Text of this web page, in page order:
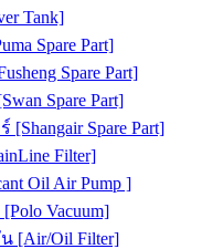
Tank]
Spare Part]
Spare Part]
Spare Part]
Spare Part]
Filter]
Oil Air Pump ]
Vacuum]
[Air/Oil Filter]